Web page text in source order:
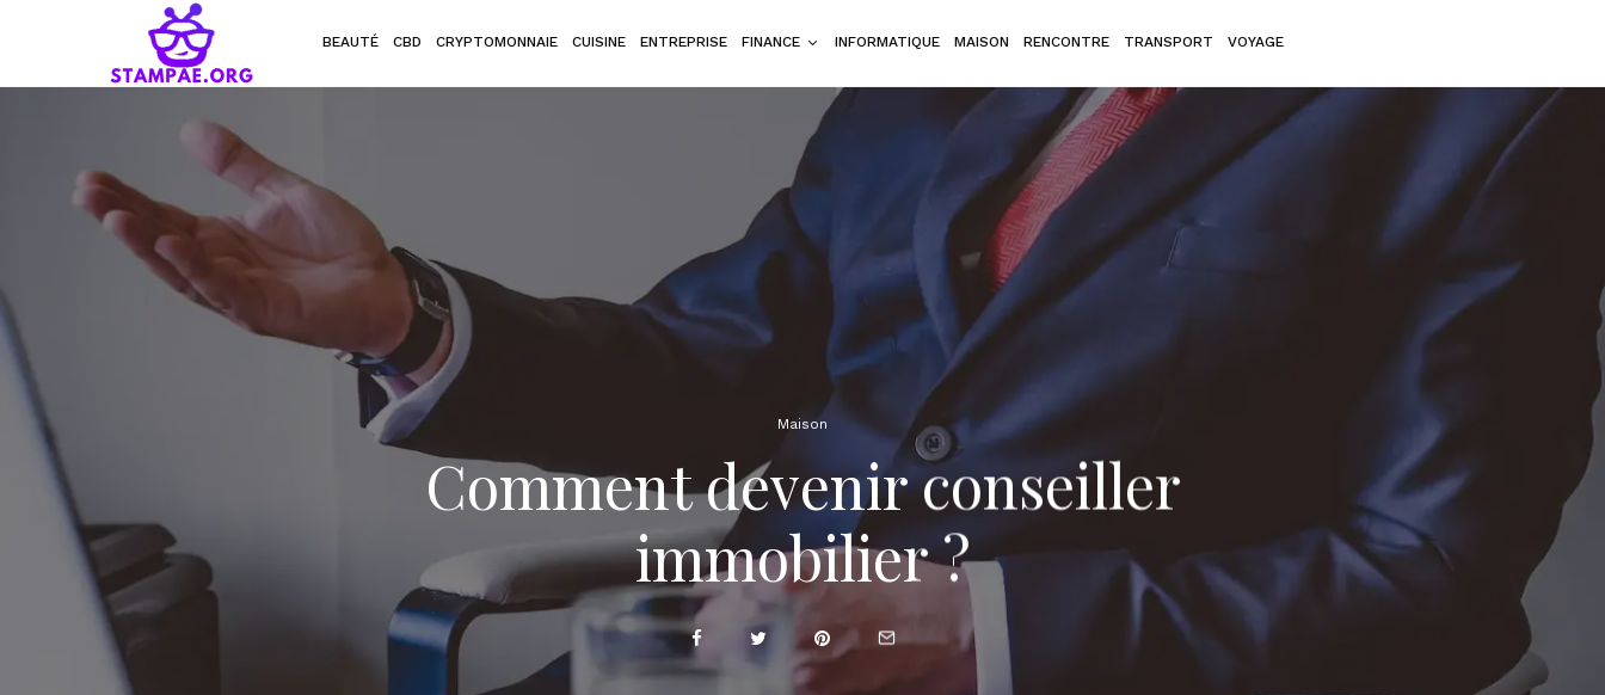
BEAUTÉ CBD CRYPTOMONNAIE CUISINE ENTREPRISE FINANCE INFORMATIQUE MAISON RENCONTRE TRANSPORT VOYAGE
Maison
Comment devenir conseiller
immobilier ?